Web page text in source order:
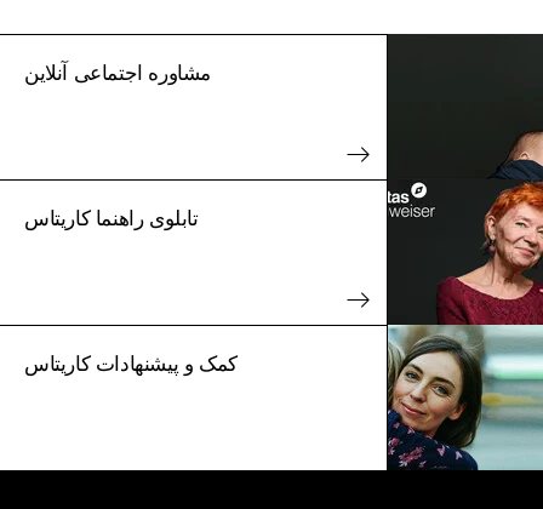
مشاوره اجتماعی آنلاین
تابلوی راهنما کاریتاس
کمک و پیشنهادات کاریتاس